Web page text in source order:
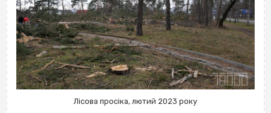
Лісова просіка, лютий 2023 року